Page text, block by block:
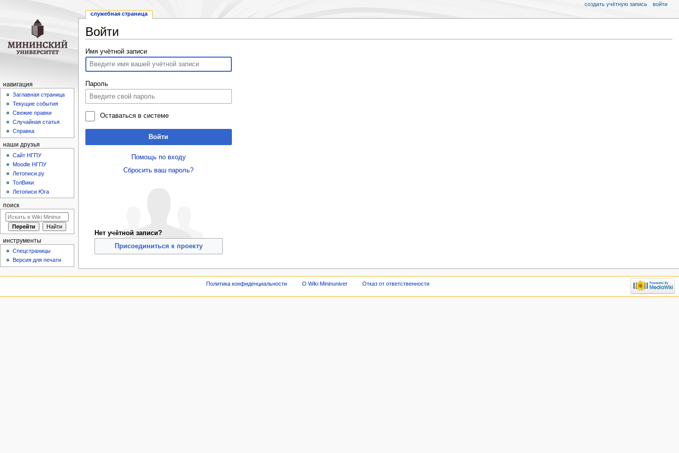
Войти
Перейти
навигации
Перейти
поиску
Имя учётной записи
Пароль
Оставаться в системе
Войти
Помощь по входу
Сбросить ваш пароль?
Нет учётной записи?
Присоединиться к проекту
служебная страница
создать учётную запись войти
навигация
Заглавная страница
Текущие события
Свежие правки
Случайная статья
Справка
наши друзья
Cайт НГПУ
Moodle НГПУ
Летописи.ру
ТолВики
Летописи Юга
поиск
инструменты
Спецстраницы
Версия для печати
Политика конфиденциальности О Wiki Mininuniver Отказ от ответственности